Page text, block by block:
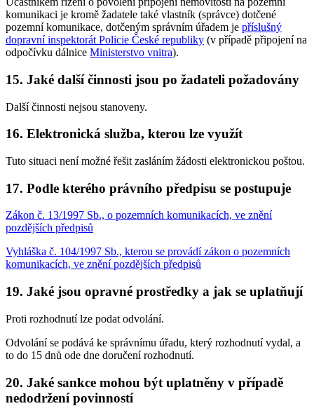
komunikaci je kromě žadatele také vlastník (správce) dotčené
pozemní komunikace, dotčeným správním úřadem je příslušný
dopravní inspektorát Policie České republiky (v případě připojení na
odpočívku dálnice Ministerstvo vnitra).
15. Jaké další činnosti jsou po žadateli požadovány
Další činnosti nejsou stanoveny.
16. Elektronická služba, kterou lze využít
Tuto situaci není možné řešit zasláním žádosti elektronickou poštou.
17. Podle kterého právního předpisu se postupuje
Zákon č. 13/1997 Sb., o pozemních komunikacích, ve znění
pozdějších předpisů
Vyhláška č. 104/1997 Sb., kterou se provádí zákon o pozemních
komunikacích, ve znění pozdějších předpisů
19. Jaké jsou opravné prostředky a jak se uplatňují
Proti rozhodnutí lze podat odvolání.
Odvolání se podává ke správnímu úřadu, který rozhodnutí vydal, a
to do 15 dnů ode dne doručení rozhodnutí.
20. Jaké sankce mohou být uplatněny v případě
nedodržení povinností